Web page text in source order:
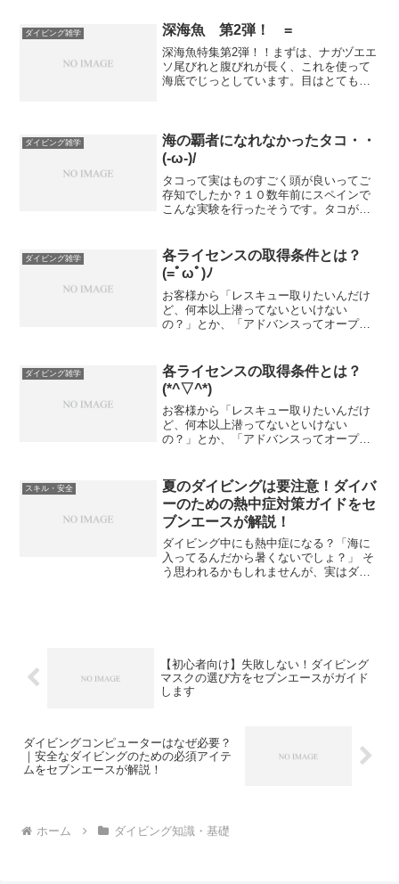
で今回は、ダイビング前日に気をつける
べきポイントを詳しくご紹介します！
ダイビング雑学 深海魚 第2弾！ =
深海魚特集第2弾！！まずは、ナガヅエエ
ソ尾びれと腹びれが長く、これを使って
海底でじっとしています。目はとても小
や標本を見る...
ダイビング雑学
海の覇者になれなかったタコ・・
(-ω-)/
タコって実はものすごく頭が良いってご
存知でしたか？１０数年前にスペインで
こんな実験を行ったそうです。タコがビ
けられたそうです。でもタコって子育て
はしませんし、単独行動な...
ダイビング雑学
各ライセンスの取得条件とは？
(=ﾟωﾟ)ﾉ
お客様から「レスキュー取りたいんだけ
ど、何本以上潜ってないといけない
の？」とか、「アドバンスってオープン
今回はライセンスの種類とその取得条件
を書きたいと思います。まずはオー...
ダイビング雑学
各ライセンスの取得条件とは？
(*^▽^*)
お客様から「レスキュー取りたいんだけ
ど、何本以上潜ってないといけない
の？」とか、「アドバンスってオープン
今回はライセンスの種類とその取得条件
を書きたいと思います。まずはオー...
スキル・安全
夏のダイビングは要注意！ダイバ
ーのための熱中症対策ガイドをセ
ブンエースが解説！
ダイビング中にも熱中症になる？「海に
入ってるんだから暑くないでしょ？」 そ
う思われるかもしれませんが、実はダイ
【初心者向け】失敗しない！ダイビング
マスクの選び方をセブンエースがガイド
します
ダイビングコンピューターはなぜ必要？
｜安全なダイビングのための必須アイテ
ムをセブンエースが解説！
ホーム ダイビング知識・基礎